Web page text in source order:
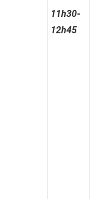
11h30-
12h45